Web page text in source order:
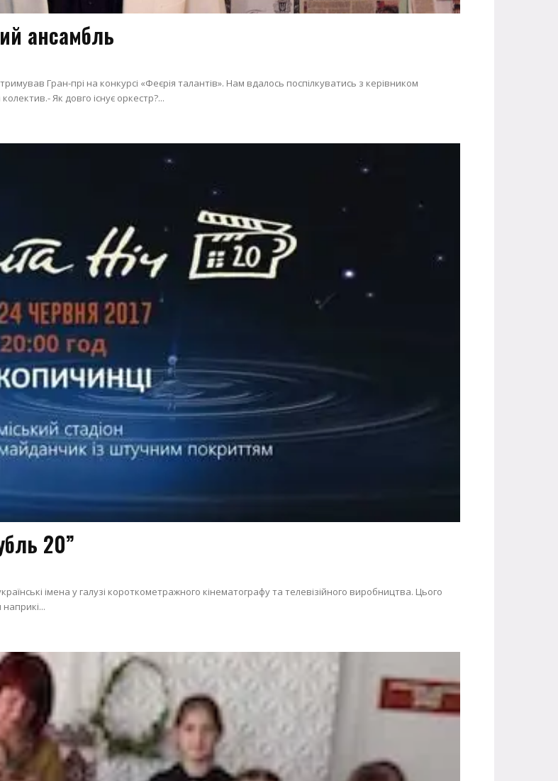
ансамбль
Гран-прі на конкурсі «Феєрія талантів». Нам вдалось поспілкуватись з керівником
Як довго існує оркестр?...
20”
імена у галузі короткометражного кінематографу та телевізійного виробництва. Цього